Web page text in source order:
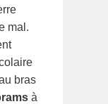
mal.
bras
à